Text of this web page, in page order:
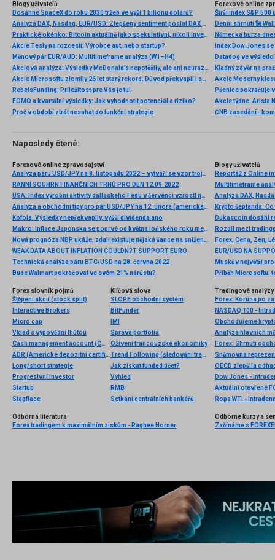
Blogy uživatelů
Dosáhne SpaceX do roku 2030 tržeb ve výši 1 bilionu dolarů?
Analýza DAX, Nasdaq, EUR/USD: Zlepšený sentiment poslal DAX na nová maxima
Praktické okénko: Bitcoin aktuálně jako spekulativní, nikoli investiční aktivum
Akcie Tesly na rozcestí: Výrobce aut, nebo startup?
Měnový pár EUR/AUD: Multitimeframe analýza (W1–H4)
Akciová analýza: Výsledky McDonald’s nepotěšily, ale ani neurazily. Jakou vizi společnost prezentovala?
Akcie Microsoftu zlomily 26 let starý rekord. Důvod překvapil i samotné investory
RebelsFunding: Príležitosť pre Vás je tu!
FOMO a kvartální výsledky: Jak vyhodnotit potenciál a riziko?
Proč v období ztrát nesahat do funkční strategie
Forexové online
Širší index S&P
Index Dow Jones
Kladný závěr na
ČNB zasedání -
Naposledy čtené:
Forexové online zpravodajství
Analýza páru USD/JPY na 8. listopadu 2022 – vytváří se vzor trojúhelníku
RANNÍ SOUHRN FINANČNÍCH TRHŮ PRO DEN 12.09.2022
USA: Index výrobní aktivity dallaského Fedu v červenci vzrostl na 1,3 b. při očekávání 2,0 b.
Analýza a obchodní tipy pro pár USD/JPY na 12. února (americká seance)
Kofola: Výsledky nepřekvapily, vyšší dividenda ano
Makro: Inflace Japonska se poprvé od května loňského roku meziročně zvýšila
Nová prognóza NBP ukáže, zdali existuje nějaká šance na snížení sazeb
WEAK DATA ABOUT INFLATION COULDN?T SUPPORT EURO
Technická analýza páru BTC/USD na 28. června 2022
Bude Walmart pokračovat ve svém 21% nárůstu?
Blogy uživatelů
Reportáž z Online
Multitimeframe
Dukascoin dosáhl
Rozdíl mezi
Forex, Cena, Zen,
EUR/USD NA
Muskův největší
Forex slovník pojmů
Štěpení akcií (stock split)
Interactive Brokers
Micro cap
Vklad s výpovědní lhůtou
Cash management account (CMA)
ADR (Americké depozitní certifikáty)
Long/short strategie
Progresivní investor
Startup
Stagflace
Klíčová slova
SLOPE obchodní systém
BitFunder
IMI
Správa portfolia
Oživení francouzské ekonomiky
Trend Following (sledování trendu)
Jak získat funded účet?
Výhled
RMB
Setkání centrálních bankéřů
Tradingové analýzy
NASDAQ 100 -
Analýza hlavních
Forex: Shrnutí
OECD zlepšila
Dow Jones -
Aktuální otevřené
Ropa WTI -
Odborná literatura
Forex tradingem k maximálním ziskům - Raghee Horner
Odborné kurzy a
Začínáme s